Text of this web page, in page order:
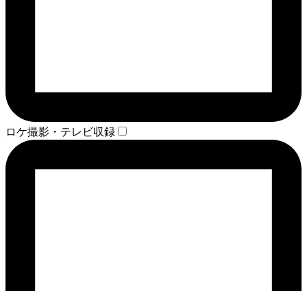
ロケ撮影・テレビ収録